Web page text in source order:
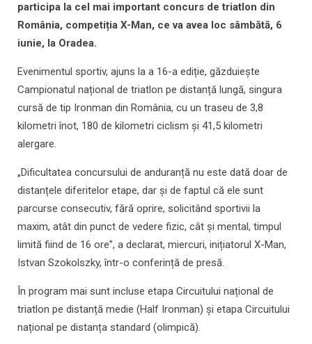
participa la cel mai important concurs de triatlon din
România, competiția X-Man, ce va avea loc sâmbătă, 6
iunie, la Oradea.
Evenimentul sportiv, ajuns la a 16-a ediție, găzduiește
Campionatul național de triatlon pe distanță lungă, singura
cursă de tip Ironman din România, cu un traseu de 3,8
kilometri înot, 180 de kilometri ciclism și 41,5 kilometri
alergare.
„Dificultatea concursului de anduranță nu este dată doar de
distanțele diferitelor etape, dar și de faptul că ele sunt
parcurse consecutiv, fără oprire, solicitând sportivii la
maxim, atât din punct de vedere fizic, cât și mental, timpul
limită fiind de 16 ore”, a declarat, miercuri, inițiatorul X-Man,
Istvan Szokolszky, într-o conferință de presă.
În program mai sunt incluse etapa Circuitului național de
triatlon pe distanță medie (Half Ironman) și etapa Circuitului
național pe distanța standard (olimpică).